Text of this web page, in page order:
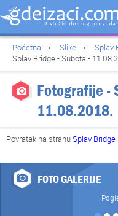
Početna Slike
Splav
Splav Bridge - Subota -
Fotografije -
11.08.2018.
Povratak na stranu Splav Bridge
FOTO GALERIJE